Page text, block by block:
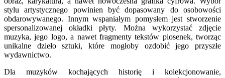
stylu artystycznego powinien być dopasowany do osobowości
obdarowywanego. Innym wspaniałym pomysłem jest stworzenie
spersonalizowanej okładki płyty. Można wykorzystać zdjęcie
muzyka, jego logo, a nawet fragmenty tekstów piosenek, tworząc
unikalne dzieło sztuki, które mogłoby ozdobić jego przyszłe
wydawnictwo.
Dla muzyków kochających historię i kolekcjonowanie,